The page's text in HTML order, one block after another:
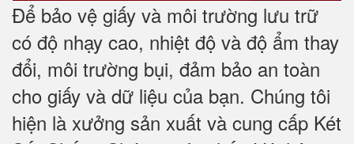
Để bảo vệ giấy và môi trường lưu trữ
có độ nhạy cao, nhiệt độ và độ ẩm thay
đổi, môi trường bụi, đảm bảo an toàn
cho giấy và dữ liệu của bạn. Chúng tôi
hiện là xưởng sản xuất và cung cấp Két